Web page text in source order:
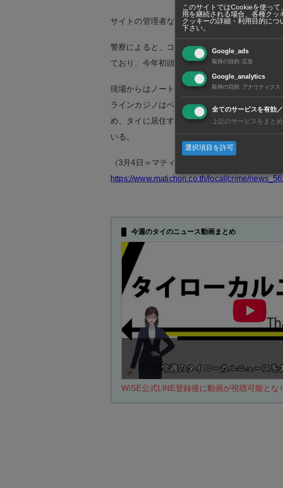
サイトの管理者など関係者94人が逮捕され、全
警察によると、コンドミニアムの敷地内にある
ており、今年初頭から稼働していたという。
現場からはノートパソコン68台と携帯電話500
ラインカジノはベトナム語とベトナム通貨（ド
め、タイに居住するベトナム人向けの違法オン
いる。
（3月4日＝マティション）
https://www.matichon.co.th/local/crime/
今週のタイのニュース動画まとめ
WiSE公式LINE登録後に動画が視聴可能とな
このサイトではCookieを使っ
用を継続される場合、各種クッ
クッキーの詳細・利用目的につ
下さい。
Google_ads
取得の目的: 広告
Google_analytics
取得の目的: アナリティクス
全てのサービスを有効
上記のサービスをまと
選択項目を許可